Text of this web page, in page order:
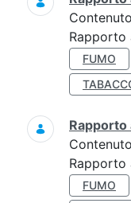
Rapporto
FUMO
Rapporto
FUMO